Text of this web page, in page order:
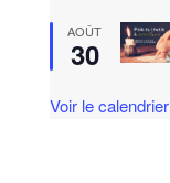
AOÛT
30
Voir le calendrier